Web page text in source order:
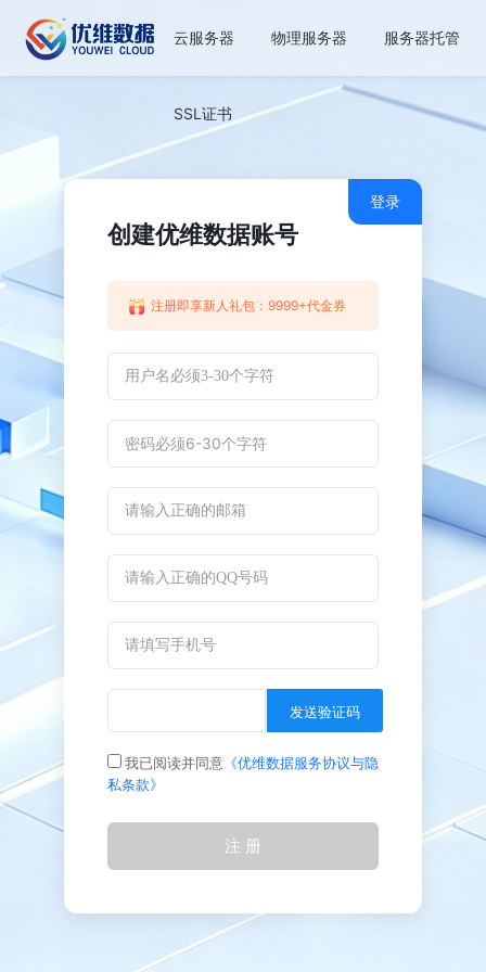
云服务器 物理服务器 服务器托管
SSL证书
登录
创建优维数据账号
注册即享新人礼包：9999+代金券
发送验证码
我已阅读并同意 《优维数据服务协议与隐
私条款》
注 册